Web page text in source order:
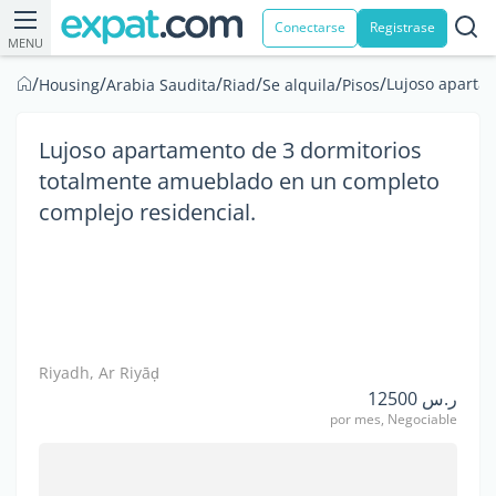
MENU
Conectarse Registrase
/Housing/Arabia Saudita/Riad/Se alquila/Pisos/Lujoso
Lujoso apartamento de 3 dormitorios
totalmente amueblado en un completo
complejo residencial.
Riyadh, Ar Riyāḑ
ر.س 12500
por mes, Negociable